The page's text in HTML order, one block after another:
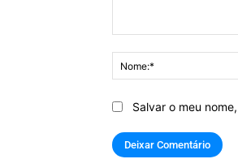
Salvar o meu